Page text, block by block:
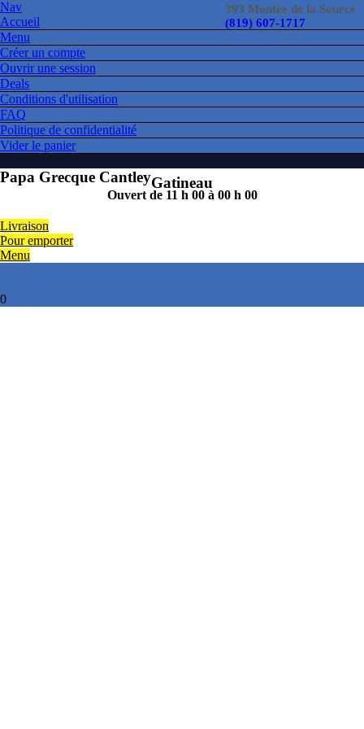
Nav
393 Montée de la Source
(819) 607-1717
Accueil
Menu
Créer un compte
Ouvrir une session
Deals
Conditions d'utilisation
FAQ
Politique de confidentialité
Vider le panier
Papa Grecque CantleyGatineau
Ouvert de 11 h 00 à 00 h 00
Livraison
Pour emporter
Menu
0